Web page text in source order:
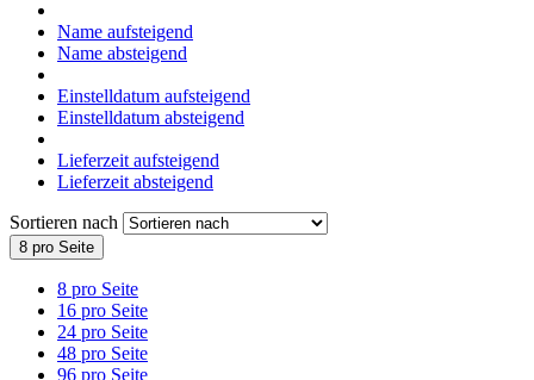
Name aufsteigend
Name absteigend
Einstelldatum aufsteigend
Einstelldatum absteigend
Lieferzeit aufsteigend
Lieferzeit absteigend
Sortieren nach
8 pro Seite
8 pro Seite
16 pro Seite
24 pro Seite
48 pro Seite
96 pro Seite